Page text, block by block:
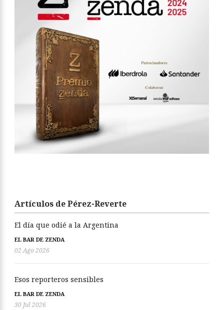
Artículos de Pérez-Reverte
El día que odié a la Argentina
EL BAR DE ZENDA
02 Ago 2026
Esos reporteros sensibles
EL BAR DE ZENDA
30 Jul 2026